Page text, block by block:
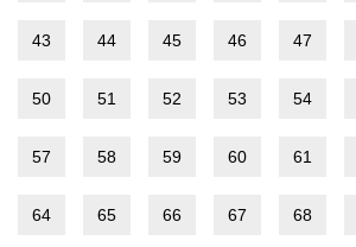
43 44 45 46 47
50 51 52 53 54
57 58 59 60 61
64 65 66 67 68